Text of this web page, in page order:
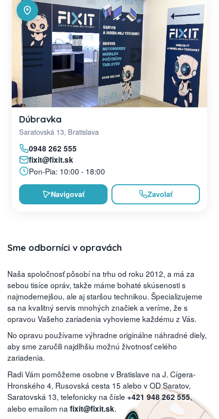
Dúbravka
Saratovská 13, Bratislava
0948 262 555
fixit@fixit.sk
Pon-Pia: 10:00 - 18:00
Navigovať Zavolať
Sme odborníci v opravách
Naša spoločnosť pôsobí na trhu od roku 2012, a má za
sebou tisíce opráv, takže máme bohaté skúsenosti s
najmodernejšou, ale aj staršou technikou. Špecializujeme
sa na kvalitný servis mnohých značiek a veríme, že s
opravou Vašeho zariadenia vyhovieme každému z Vás.
No opravu používame výhradne originálne náhradné diely,
aby sme zaručili najdlhšiu možnú životnosť celého
zariadenia.
Radi Vám pomôžeme osobne v Bratislave na J. Cígera-
Hronského 4, Rusovská cesta 15 alebo v OD Saratov,
Saratovská 13, telefonicky na čísle +421 948 262 555,
alebo emailom na fixit@fixit.sk.